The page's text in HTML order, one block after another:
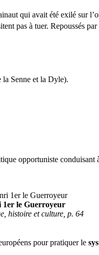
qui avait été exilé sur
pas à tuer. Repoussés
la Senne et la Dyle).
opportuniste conduisant
1er le Guerroyeur
histoire et culture, p. 64
pour pratiquer le